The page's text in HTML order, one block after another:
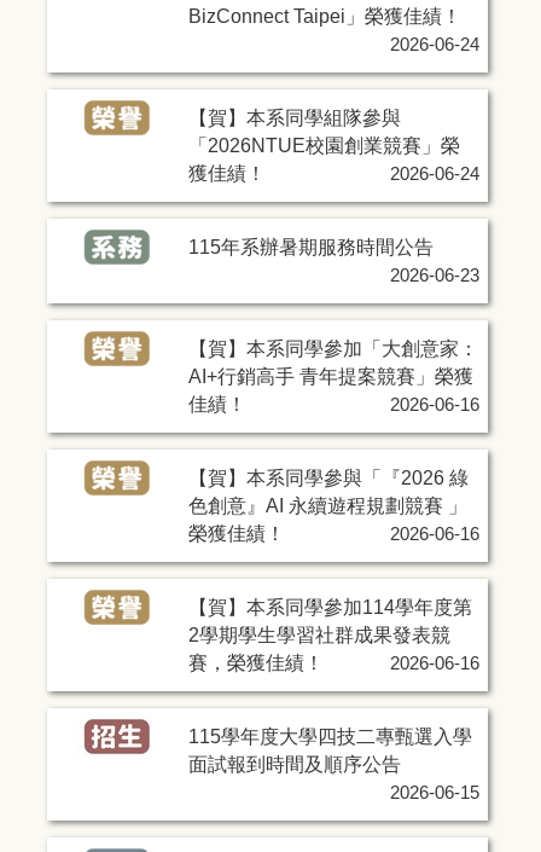
BizConnect Taipei」榮獲佳績！
2026-06-24
【賀】本系同學組隊參與
「2026NTUE校園創業競賽」榮
獲佳績！
2026-06-24
115年系辦暑期服務時間公告
2026-06-23
【賀】本系同學參加「大創意家：
AI+行銷高手 青年提案競賽」榮獲
佳績！
2026-06-16
【賀】本系同學參與「『2026 綠
色創意』AI 永續遊程規劃競賽 」
榮獲佳績！
2026-06-16
【賀】本系同學參加114學年度第
2學期學生學習社群成果發表競
賽，榮獲佳績！
2026-06-16
115學年度大學四技二專甄選入學
面試報到時間及順序公告
2026-06-15